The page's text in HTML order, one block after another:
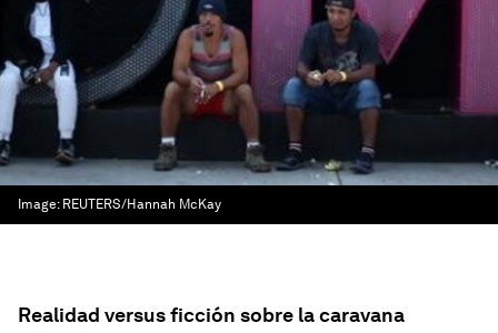
Image: REUTERS/Hannah McKay
Realidad versus ficción sobre la caravana